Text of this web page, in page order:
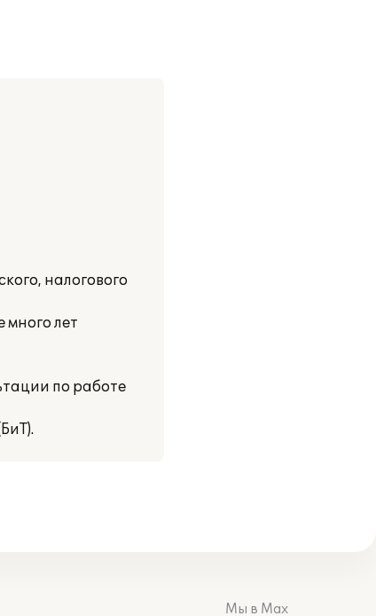
налогового
много лет
по работе
Мы в Max